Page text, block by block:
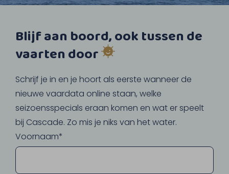
Blijf aan boord, ook tussen de
vaarten door
Schrijf je in en je hoort als eerste wanneer de
nieuwe vaardata online staan, welke
seizoensspecials eraan komen en wat er speelt
bij Cascade. Zo mis je niks van het water.
Voornaam*